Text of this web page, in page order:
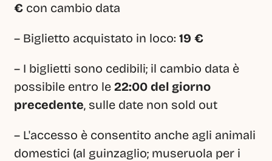
€ con cambio data
– Biglietto acquistato in loco: 19 €
– I biglietti sono cedibili; il cambio data è
possibile entro le 22:00 del giorno
precedente, sulle date non sold out
– L'accesso è consentito anche agli animali
domestici (al guinzaglio; museruola per i